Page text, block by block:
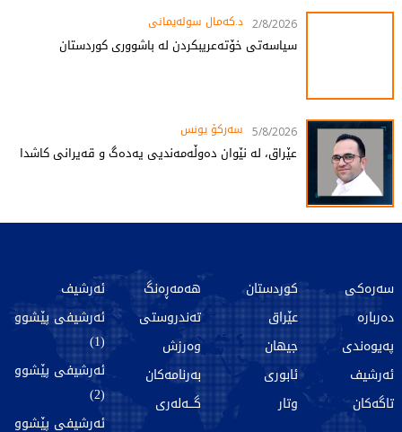
2/8/2026 د.کەمال سولەیمانی
سیاسەتی خۆتەعریبکردن لە باشووری کوردستان
5/8/2026 سەرکۆ یونس
عێراق، لە نێوان دەوڵەمەندیی یەدەگ و قەیرانی کاشدا
سەرەکی
دەربارە
پەیوەندی
ئەرشیف
تاگەکان
کوردستان
عێراق
جیهان
ئابوری
وتار
هەمەڕەنگ
تەندروستی
وەرزش
بەرنامەکان
گـــەلەری
ئەرشیف
ئەرشیفی پێشوو
(1)
ئەرشیفی پێشوو
(2)
ئەرشیفی پێشوو